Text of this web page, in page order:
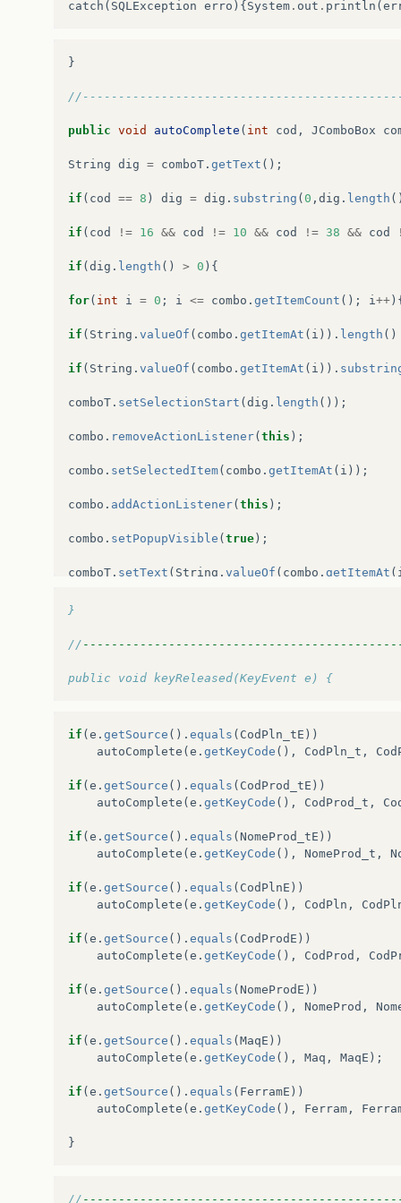
Maq
. setSelectedItem ( null
if ( ! String . valueOf ( Ferram . getSelectedItem
Ferram .setSelectedItem(null );
}
CodPln_t . addActionListener (this);
NomeProd_t. addActionListener
CodProd
addActionListener ( this );
Maq . addActionListener(this );
catch ( SQLException erro ){System . out . println (
}
public void autoComplete ( int cod , JComboBox
String dig = comboT . getText ();
if ( cod == 8 ) dig = dig . substring (0 , dig . length
if ( cod != 16 && cod != 10 && cod != 38 && cod
if (dig . length () > 0 ){
for( int i = 0 ; i <= combo . getItemCount (); i ++
if ( String . valueOf ( combo . getItemAt ( i )). length ()
if ( String . valueOf ( combo . getItemAt ( i )).
comboT . setSelectionStart (dig . length ());
combo . removeActionListener(this );
combo . setSelectedItem( combo . getItemAt ( i ));
combo . addActionListener(this );
combo . setPopupVisible (true);
comboT . setText ( String . valueOf ( combo . getItemAt (
comboT
break
}
}
comboT. setText (null);
}
combo. setSelectedItem (comboT. getText());
comboT. setSelectionStart (0);
}
//
public void keyReleased(KeyEvent e) {
if (e . getSource (). equals ( CodPln_tE ))
autoComplete (e . getKeyCode (), CodPln_t ,
if (e . getSource (). equals ( CodProd_tE ))
autoComplete (e . getKeyCode (), CodProd_t ,
if (e . getSource (). equals (NomeProd_tE ))
autoComplete (e . getKeyCode (), NomeProd_t ,
if (e . getSource (). equals ( CodPlnE ))
autoComplete (e . getKeyCode (), CodPln ,
if (e . getSource (). equals ( CodProdE ))
autoComplete (e . getKeyCode (), CodProd ,
if (e . getSource (). equals (NomeProdE ))
autoComplete (e . getKeyCode (), NomeProd ,
if (e . getSource (). equals (MaqE ))
autoComplete (e . getKeyCode (), Maq , MaqE );
if (e . getSource (). equals ( FerramE ))
autoComplete (e . getKeyCode (), Ferram ,
}
//